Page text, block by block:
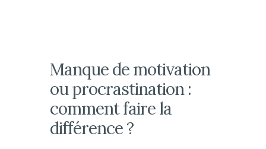
Manque de motivation
ou procrastination :
comment faire la
différence ?